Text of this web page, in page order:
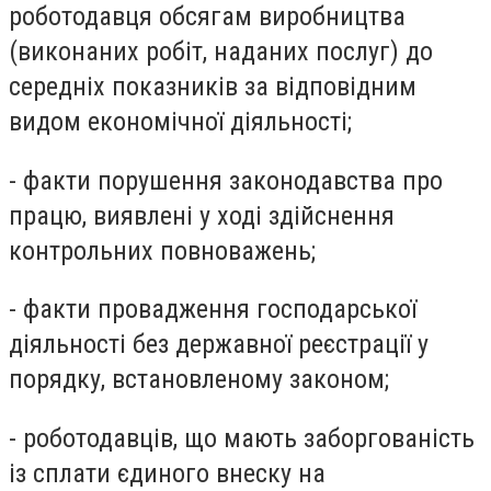
роботодавця обсягам виробництва
(виконаних робіт, наданих послуг) до
середніх показників за відповідним
видом економічної діяльності;
- факти порушення законодавства про
працю, виявлені у ході здійснення
контрольних повноважень;
- факти провадження господарської
діяльності без державної реєстрації у
порядку, встановленому законом;
- роботодавців, що мають заборгованість
із сплати єдиного внеску на